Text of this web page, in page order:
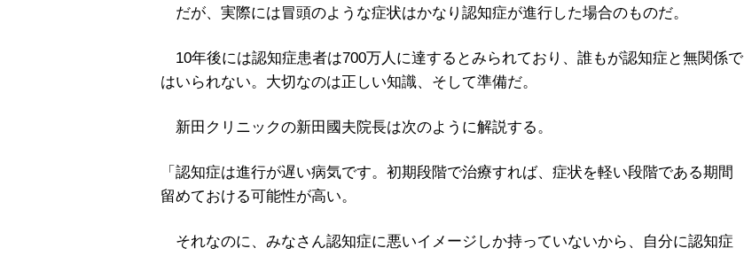
だが、実際には冒頭のような症状はかなり認知症が進行した場合のものだ。
10年後には認知症患者は700万人に達するとみられており、誰もが認知症と無関係で
はいられない。大切なのは正しい知識、そして準備だ。
新田クリニックの新田國夫院長は次のように解説する。
「認知症は進行が遅い病気です。初期段階で治療すれば、症状を軽い段階である期間
留めておける可能性が高い。
それなのに、みなさん認知症に悪いイメージしか持っていないから、自分に認知症